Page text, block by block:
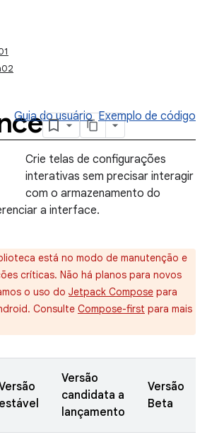
Guia do usuário Exemplo de código
Crie telas de configurações
interativas sem precisar interagir
com o armazenamento do
a interface.
está no modo de manutenção e
críticas. Não há planos para novos
o uso do Jetpack Compose para
Consulte Compose-first para mais
estável
Versão
candidata a
lançamento
Versão
Beta